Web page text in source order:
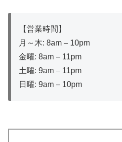
【営業時間】
月～木: 8am – 10pm
金曜: 8am – 11pm
土曜: 9am – 11pm
日曜: 9am – 10pm